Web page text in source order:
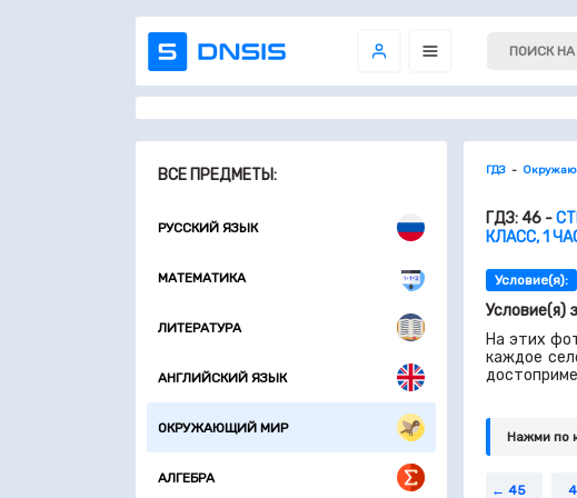
ВСЕ ПРЕДМЕТЫ:
РУССКИЙ ЯЗЫК
МАТЕМАТИКА
ЛИТЕРАТУРА
АНГЛИЙСКИЙ ЯЗЫК
ОКРУЖАЮЩИЙ МИР
АЛГЕБРА
ГДЗ
ГДЗ: 46 -
КЛАСС, 1
Условие(я):
Условие(я)
На этих
каждое
Нажми по
45